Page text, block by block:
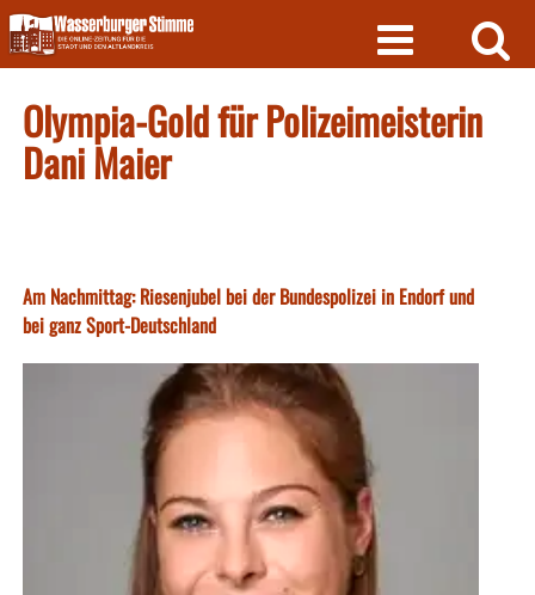
Skip
to
content
Olympia-Gold für Polizeimeisterin
Dani Maier
Am Nachmittag: Riesenjubel bei der Bundespolizei in Endorf und
bei ganz Sport-Deutschland